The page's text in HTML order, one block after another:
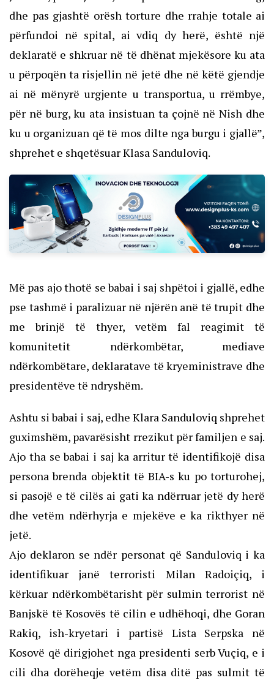
dhe pas gjashtë orësh torture dhe rrahje totale ai
përfundoi në spital, ai vdiq dy herë, është një
deklaratë e shkruar në të dhënat mjekësore ku ata
u përpoqën ta risjellin në jetë dhe në këtë gjendje
ai në mënyrë urgjente u transportua, u rrëmbye,
për në burg, ku ata insistuan ta çojnë në Nish dhe
ku u organizuan që të mos dilte nga burgu i gjallë”,
shprehet e shqetësuar Klasa Sanduloviq.
Më pas ajo thotë se babai i saj shpëtoi i gjallë, edhe
pse tashmë i paralizuar në njërën anë të trupit dhe
me brinjë të thyer, vetëm fal reagimit të
komunitetit ndërkombëtar, mediave
ndërkombëtare, deklaratave të kryeministrave dhe
presidentëve të ndryshëm.
Ashtu si babai i saj, edhe Klara Sanduloviq shprehet
guximshëm, pavarësisht rrezikut për familjen e saj.
Ajo tha se babai i saj ka arritur të identifikojë disa
persona brenda objektit të BIA-s ku po torturohej,
si pasojë e të cilës ai gati ka ndërruar jetë dy herë
dhe vetëm ndërhyrja e mjekëve e ka rikthyer në
jetë.
Ajo deklaron se ndër personat që Sanduloviq i ka
identifikuar janë terroristi Milan Radoiçiq, i
kërkuar ndërkombëtarisht për sulmin terrorist në
Banjskë të Kosovës të cilin e udhëhoqi, dhe Goran
Rakiq, ish-kryetari i partisë Lista Serpska në
Kosovë që dirigjohet nga presidenti serb Vuçiq, e i
cili dha dorëheqje vetëm disa ditë pas sulmit të